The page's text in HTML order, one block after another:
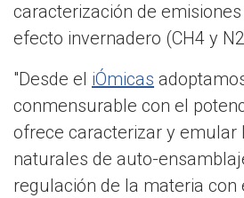
caracterización de
efecto invernadero (CH4 y
"Desde el iÓmicas
conmensurable con el
ofrece caracterizar y emular
naturales de auto-
regulación de la materia con